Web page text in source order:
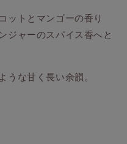
ットとマンゴーの香り
ジャーのスパイス香へと
うな甘く長い余韻。